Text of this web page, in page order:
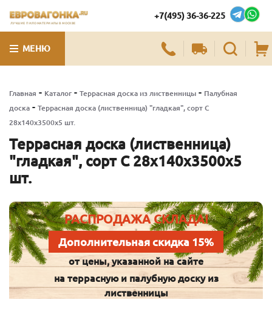
ЛУЧШИЕ ПИЛОМАТЕРИАЛЫ В МОСКВЕ
+7(495) 36-36-225
МЕНЮ
Главная - Каталог - Террасная доска из лиственницы - Палубная
доска - Террасная доска (лиственница) "гладкая", сорт С
28х140х3500х5 шт.
Террасная доска (лиственница)
"гладкая", сорт С 28х140х3500х5
шт.
РАСПРОДАЖА СКЛАДА!
Дополнительная скидка 15%
от цены, указанной на сайте
на террасную и палубную доску из
лиственницы